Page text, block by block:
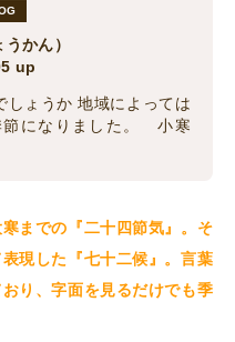
かん）
up
しょうか 地域によっては
節になりました。 小寒
までの『二十四節気』。そ
現した『七十二候』。言葉
り、字面を見るだけでも季